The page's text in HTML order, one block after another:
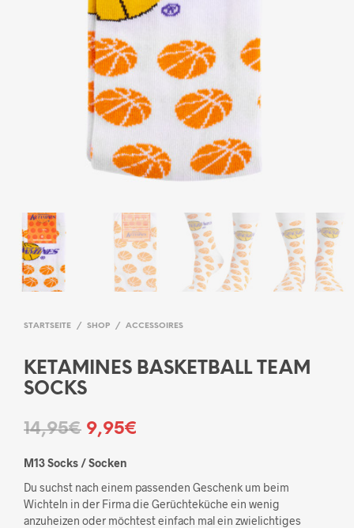
STARTSEITE / SHOP / ACCESSOIRES
KETAMINES BASKETBALL TEAM
SOCKS
14,95€ Ursprünglicher
Preis
war:
14,95€
9,95€
ist:
9,95€.
M13 Socks / Socken
Du suchst nach einem passenden Geschenk um beim
Wichteln in der Firma die Gerüchteküche ein wenig
anzuheizen oder möchtest einfach mal ein zwielichtiges